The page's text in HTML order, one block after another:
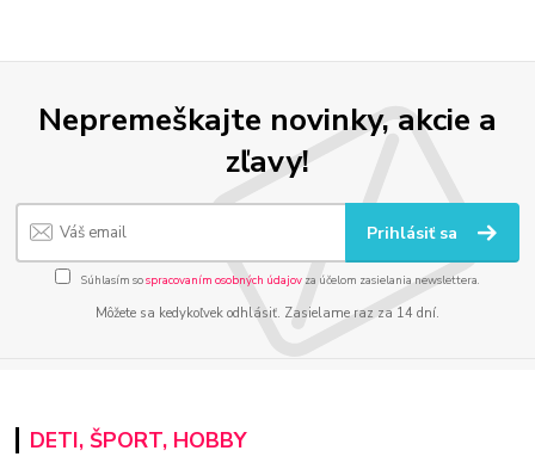
Nepremeškajte novinky, akcie a
zľavy!
Prihlásiť sa
Súhlasím sospracovaním osobných údajov za účelom zasielania newslettera.
Môžete sa kedykoľvek odhlásiť. Zasielame raz za 14 dní.
DETI, ŠPORT, HOBBY